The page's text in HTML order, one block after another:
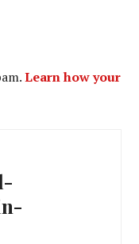
Learn how your